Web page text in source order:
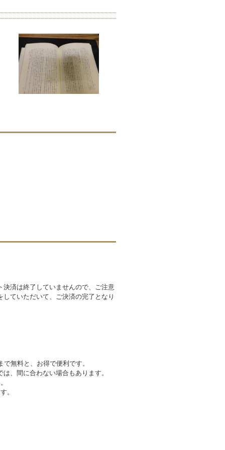
済は終了していませんので、ご注意
ていただいて、ご決済の完了となり
無料と、お得で便利です。
、間に合わない場合もあります。
。